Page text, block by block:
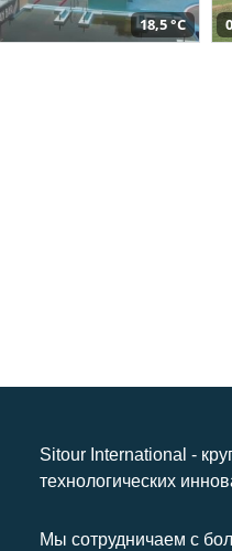
18,5 °C
Sitour International -
технологических
Мы сотрудничаем с